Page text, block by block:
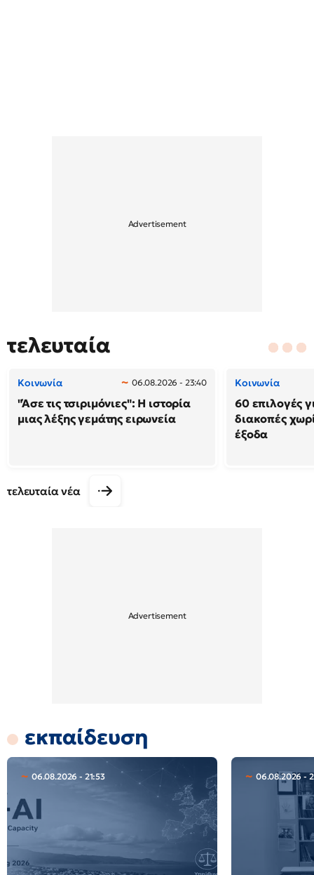
τελευταία
Κοινωνία 06.08.2026 - 23:40
"Άσε τις τσιριμόνιες": Η ιστορία
μιας λέξης γεμάτης ειρωνεία
Κοινωνία
60 επιλογές
διακοπές
έξοδα
τελευταία νέα
εκπαίδευση
06.08.2026 - 21:53 06.08.2026 -